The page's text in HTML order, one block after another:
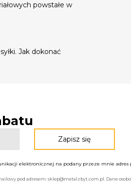
powstałe w
Jak dokonać
elektronicznej na podany przeze mnie adres
pod adresem: sklep@metalzbyt.com.pl. Dane